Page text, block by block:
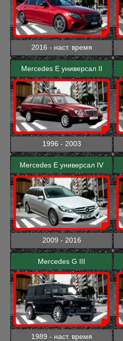
2016 - наст. время
Mercedes E универсал II
1996 - 2003
Mercedes E универсал IV
2009 - 2016
Mercedes G III
1989 - наст. время